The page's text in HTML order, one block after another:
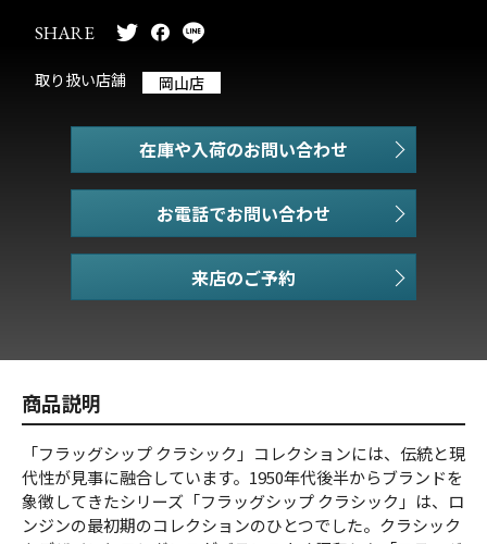
SHARE
取り扱い店舗 岡山店
在庫や入荷のお問い合わせ
お電話でお問い合わせ
商品説明
「フラッグシップ クラシック」コレクションには、伝統と現
代性が見事に融合しています。1950年代後半からブランドを
象徴してきたシリーズ「フラッグシップ クラシック」は、ロ
ンジンの最初期のコレクションのひとつでした。クラシック